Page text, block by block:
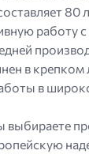
80
работу
в крепком
в
выбираете